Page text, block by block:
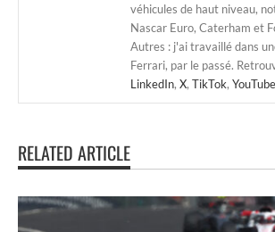
véhicules de haut niveau,
Nascar Euro, Caterham et
Autres : j'ai travaillé dans
Ferrari, par le passé.
LinkedIn, X, TikTok, YouTube
RELATED ARTICLE